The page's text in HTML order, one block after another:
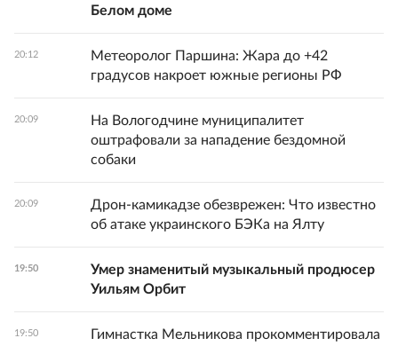
Белом доме
20:12
Метеоролог Паршина: Жара до +42
градусов накроет южные регионы РФ
20:09
На Вологодчине муниципалитет
оштрафовали за нападение бездомной
собаки
20:09
Дрон-камикадзе обезврежен: Что известно
об атаке украинского БЭКа на Ялту
19:50
Умер знаменитый музыкальный продюсер
Уильям Орбит
19:50
Гимнастка Мельникова прокомментировала